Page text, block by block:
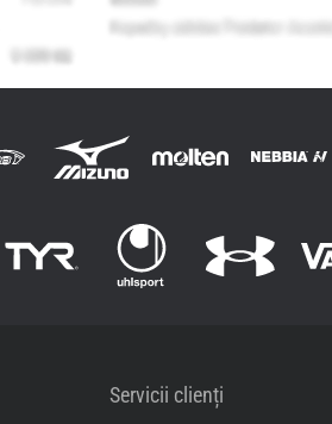
Servicii clienți